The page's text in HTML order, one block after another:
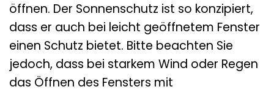
öffnen. Der Sonnenschutz ist so konzipiert,
dass er auch bei leicht geöffnetem Fenster
einen Schutz bietet. Bitte beachten Sie
jedoch, dass bei starkem Wind oder Regen
das Öffnen des Fensters mit